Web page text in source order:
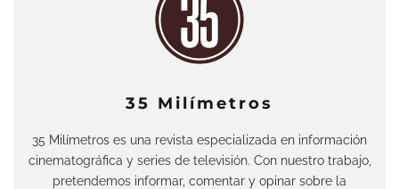
35 Milímetros
35 Milímetros es una revista especializada en información
cinematográfica y series de televisión. Con nuestro trabajo,
pretendemos informar, comentar y opinar sobre la